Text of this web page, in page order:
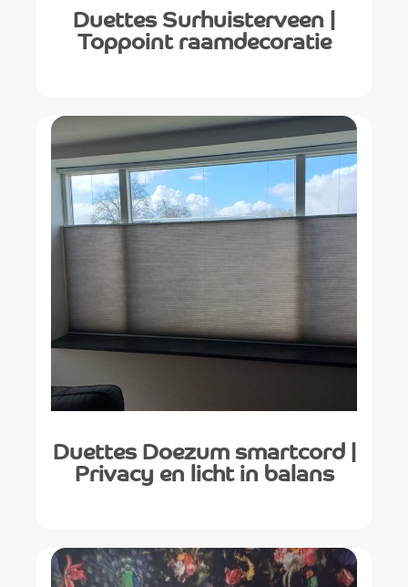
Duettes Surhuisterveen |
Toppoint raamdecoratie
Duettes Doezum smartcord |
Privacy en licht in balans